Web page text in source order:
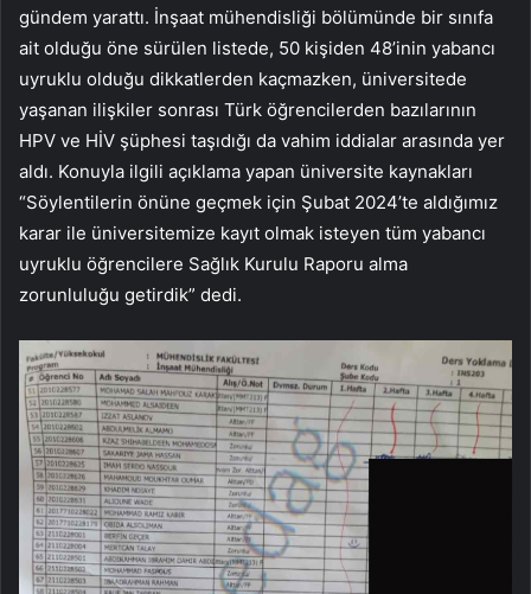
gündem yarattı. İnşaat mühendisliği bölümünde bir sınıfa
ait olduğu öne sürülen listede, 50 kişiden 48’inin yabancı
uyruklu olduğu dikkatlerden kaçmazken, üniversitede
yaşanan ilişkiler sonrası Türk öğrencilerden bazılarının
HPV ve HİV şüphesi taşıdığı da vahim iddialar arasında yer
aldı. Konuyla ilgili açıklama yapan üniversite kaynakları
“Söylentilerin önüne geçmek için Şubat 2024’te aldığımız
karar ile üniversitemize kayıt olmak isteyen tüm yabancı
uyruklu öğrencilere Sağlık Kurulu Raporu alma
zorunluluğu getirdik” dedi.